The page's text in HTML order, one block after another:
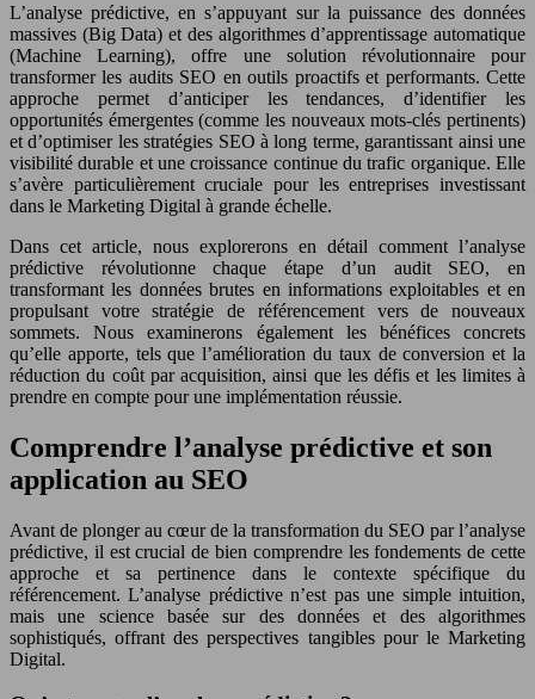
L’analyse prédictive, en s’appuyant sur la puissance des données
massives (Big Data) et des algorithmes d’apprentissage automatique
(Machine Learning), offre une solution révolutionnaire pour
transformer les audits SEO en outils proactifs et performants. Cette
approche permet d’anticiper les tendances, d’identifier les
opportunités émergentes (comme les nouveaux mots-clés pertinents)
et d’optimiser les stratégies SEO à long terme, garantissant ainsi une
visibilité durable et une croissance continue du trafic organique. Elle
s’avère particulièrement cruciale pour les entreprises investissant
dans le Marketing Digital à grande échelle.
Dans cet article, nous explorerons en détail comment l’analyse
prédictive révolutionne chaque étape d’un audit SEO, en
transformant les données brutes en informations exploitables et en
propulsant votre stratégie de référencement vers de nouveaux
sommets. Nous examinerons également les bénéfices concrets
qu’elle apporte, tels que l’amélioration du taux de conversion et la
réduction du coût par acquisition, ainsi que les défis et les limites à
prendre en compte pour une implémentation réussie.
Comprendre l’analyse prédictive et son
application au SEO
Avant de plonger au cœur de la transformation du SEO par l’analyse
prédictive, il est crucial de bien comprendre les fondements de cette
approche et sa pertinence dans le contexte spécifique du
référencement. L’analyse prédictive n’est pas une simple intuition,
mais une science basée sur des données et des algorithmes
sophistiqués, offrant des perspectives tangibles pour le Marketing
Digital.